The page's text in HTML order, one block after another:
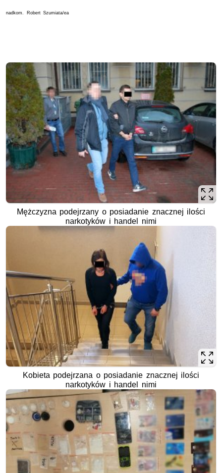
nadkom. Robert Szumiata/ea
Mężczyzna podejrzany o posiadanie znacznej ilości
narkotyków i handel nimi
Kobieta podejrzana o posiadanie znacznej ilości
narkotyków i handel nimi